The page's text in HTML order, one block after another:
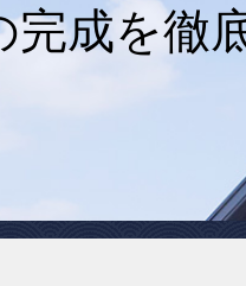
成を徹